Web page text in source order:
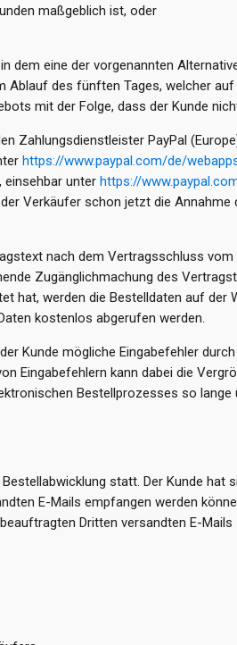
maßgeblich ist, oder
eine der vorgenannten
des fünften Tages, welcher
mit der Folge, dass der Kunde
PayPal
https://www.paypal.com/de/
einsehbar unter https://
Verkäufer schon jetzt die
nach dem Vertragsschluss
Zugänglichmachung des
hat, werden die Bestelldaten auf
kostenlos abgerufen werden.
Kunde mögliche Eingabefehler
Eingabefehlern kann dabei die
Bestellprozesses so
statt. Der Kunde
E-Mails empfangen werden
Dritten versandten E-Mails